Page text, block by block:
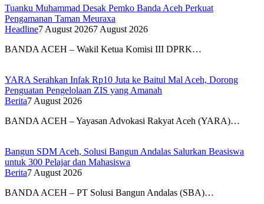
Tuanku Muhammad Desak Pemko Banda Aceh Perkuat
Pengamanan Taman Meuraxa
Headline7 August 20267 August 2026
BANDA ACEH – Wakil Ketua Komisi III DPRK…
YARA Serahkan Infak Rp10 Juta ke Baitul Mal Aceh, Dorong
Penguatan Pengelolaan ZIS yang Amanah
Berita7 August 2026
BANDA ACEH – Yayasan Advokasi Rakyat Aceh (YARA)…
Bangun SDM Aceh, Solusi Bangun Andalas Salurkan Beasiswa
untuk 300 Pelajar dan Mahasiswa
Berita7 August 2026
BANDA ACEH – PT Solusi Bangun Andalas (SBA)…